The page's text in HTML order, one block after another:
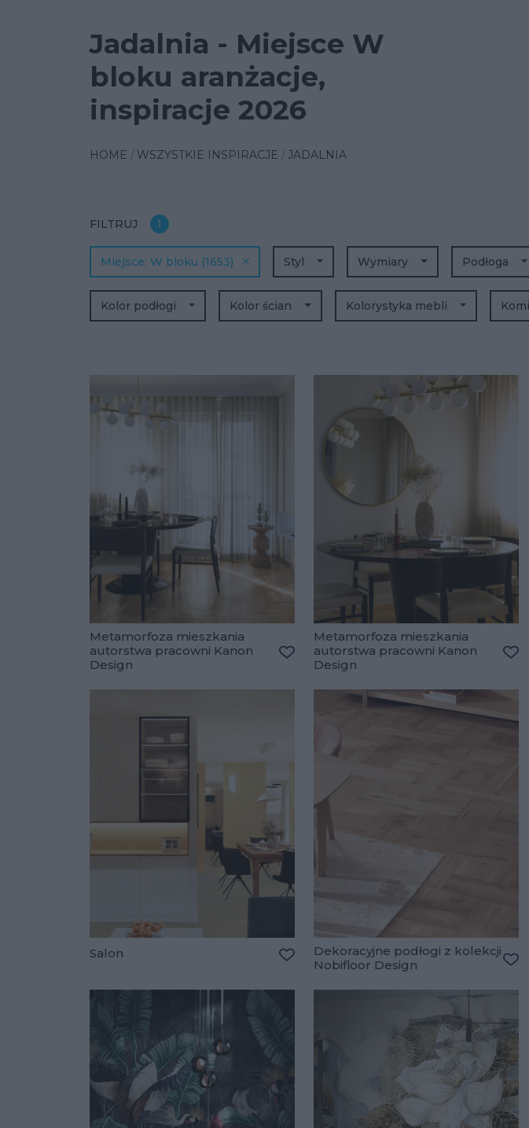
Jadalnia - Miejsce W
bloku aranżacje,
inspiracje 2026
HOME WSZYSTKIE INSPIRACJE JADALNIA
FILTRUJ 1
Styl
W bloku (1653)
Miejsce Wymiary Podłoga
Kolor podłogi Kolor ścian Kolorystyka mebli
Metamorfoza mieszkania
autorstwa pracowni Kanon
Design
Dodaj do ulubionych
Metamorfoza mieszkania
autorstwa pracowni Kanon
Design
Salon
Dodaj do ulubionych
Dekoracyjne podłogi z kolekcji
Nobifloor Design